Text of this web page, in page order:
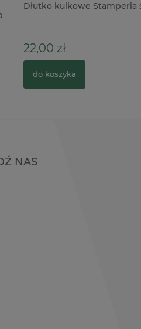
Dłutko kulkowe Stamperia
22,00 zł
do koszyka
NAS